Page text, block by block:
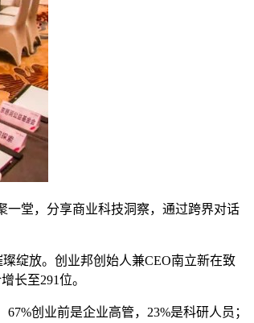
一堂，分享商业科技洞察，通过跨界对话
绽放。创业邦创始人兼CEO南立新在致
长至291位。
创业前是企业高管，23%是科研人员；